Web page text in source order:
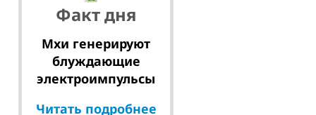
Факт дня
Мхи генерируют
блуждающие
электроимпульсы
Читать подробнее